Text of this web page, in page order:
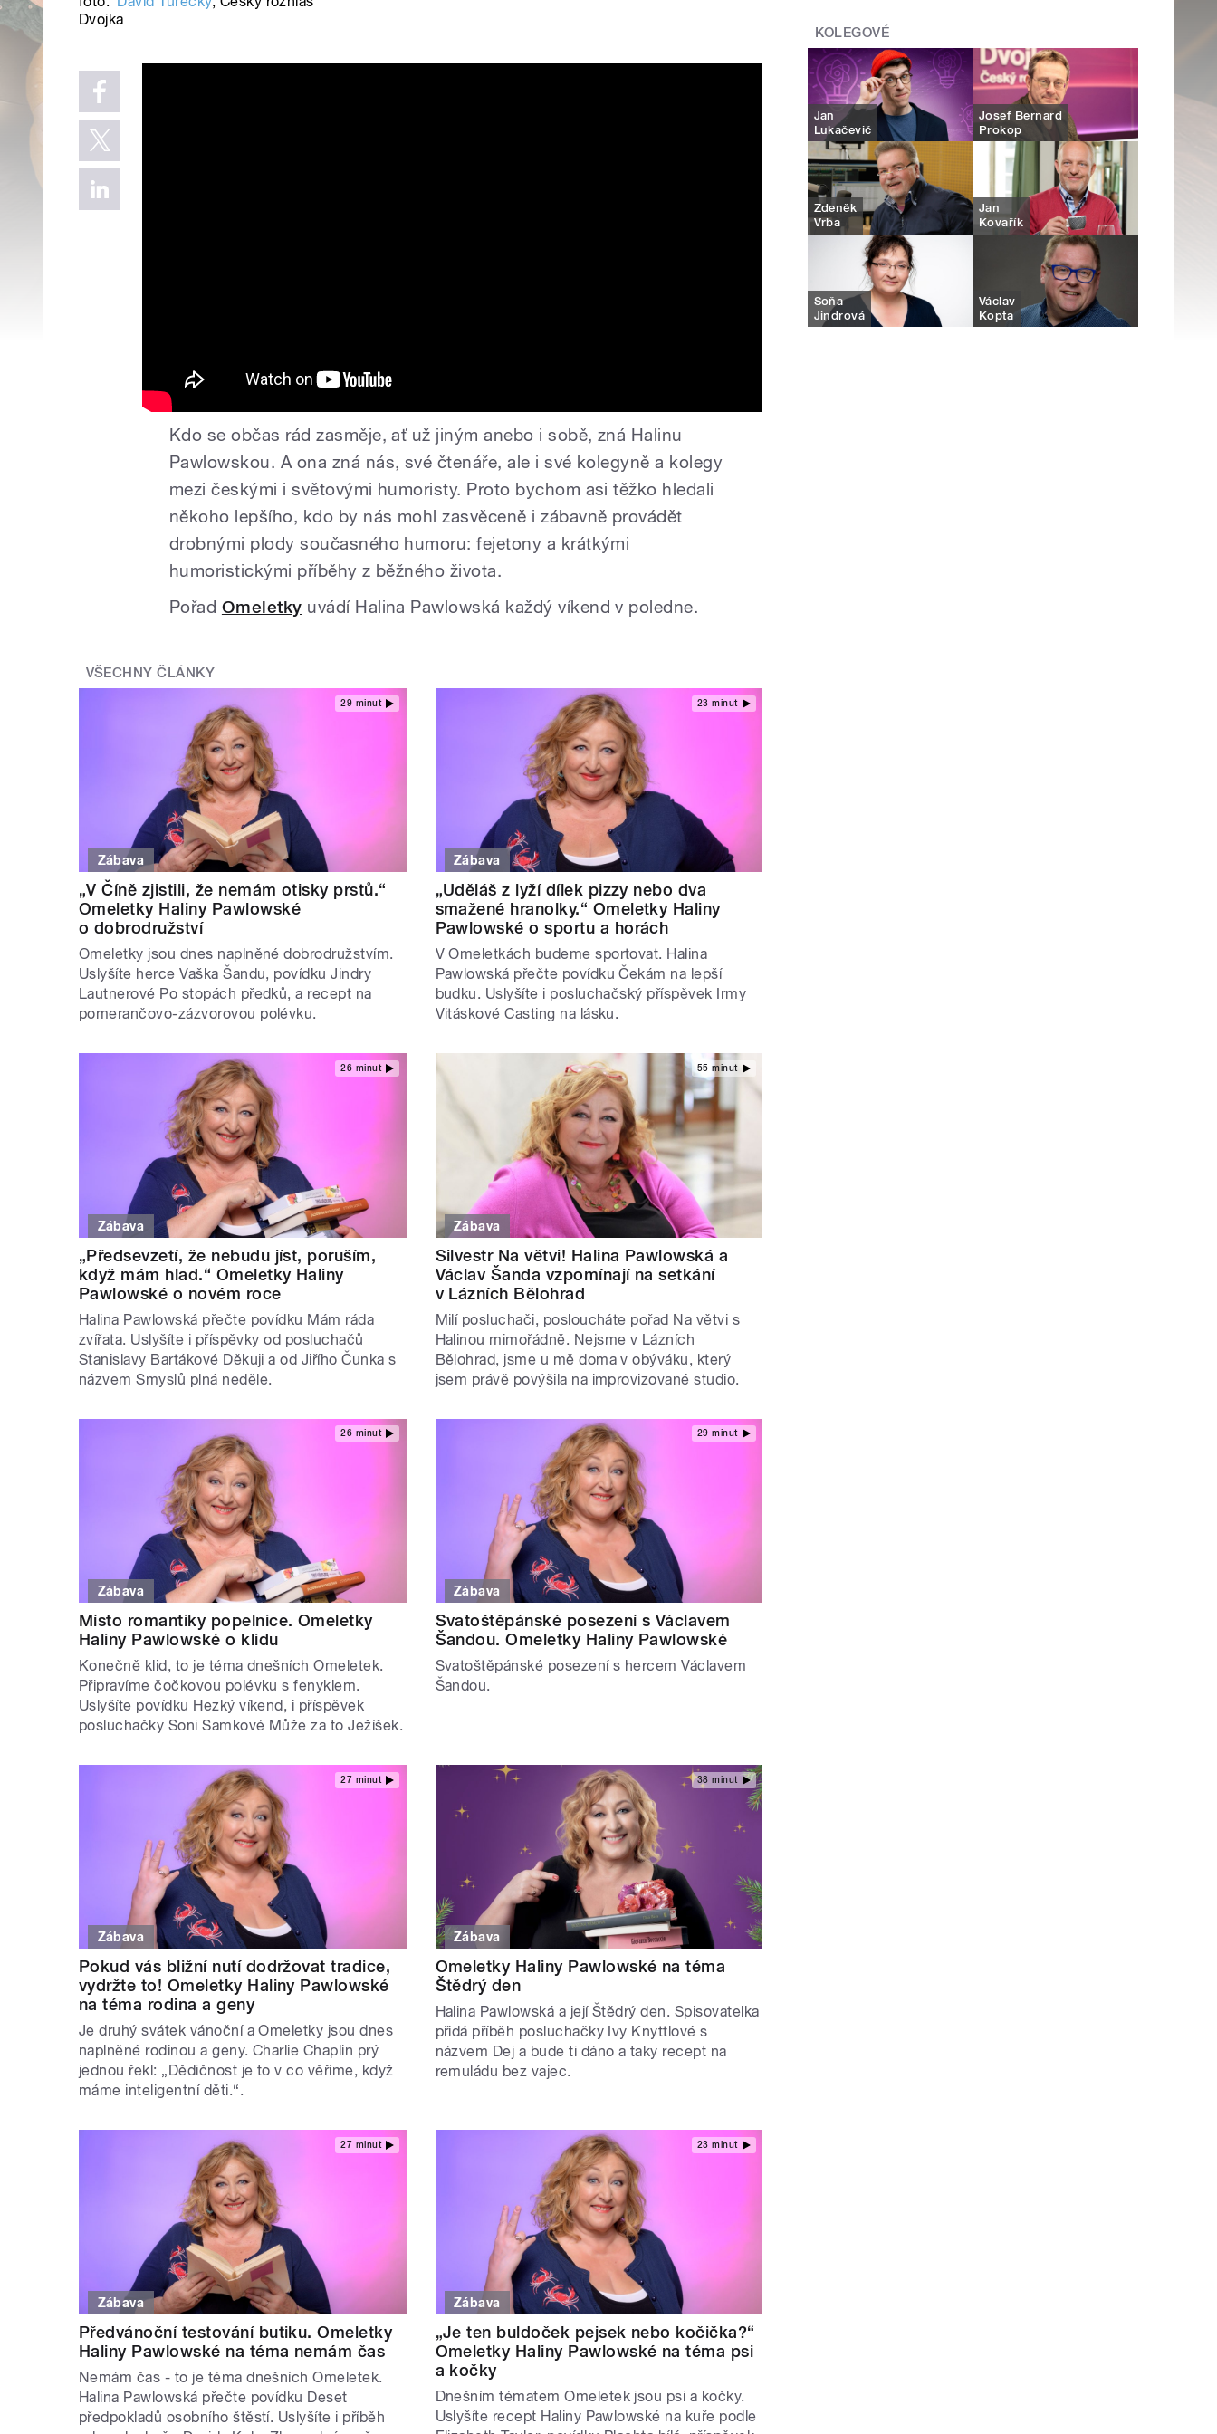
Dvojka
Kdo se občas rád zasměje, ať už jiným anebo i sobě, zná Halinu
Pawlowskou. A ona zná nás, své čtenáře, ale i své kolegyně a kolegy
mezi českými i světovými humoristy. Proto bychom asi těžko hledali
někoho lepšího, kdo by nás mohl zasvěceně i zábavně provádět
drobnými plody současného humoru: fejetony a krátkými
humoristickými příběhy z běžného života.
Pořad Omeletky uvádí Halina Pawlowská každý víkend v poledne.
VŠECHNY ČLÁNKY
29 minut
Zábava
„V Číně zjistili, že nemám otisky prstů.“
Omeletky Haliny Pawlowské
o dobrodružství
Omeletky jsou dnes naplněné dobrodružstvím.
Uslyšíte herce Vaška Šandu, povídku Jindry
Lautnerové Po stopách předků, a recept na
pomerančovo-zázvorovou polévku.
23 minut
Zábava
„Uděláš z lyží dílek pizzy nebo dva
smažené hranolky.“ Omeletky Haliny
Pawlowské o sportu a horách
V Omeletkách budeme sportovat. Halina
Pawlowská přečte povídku Čekám na lepší
budku. Uslyšíte i posluchačský příspěvek Irmy
Vitáskové Casting na lásku.
26 minut
Zábava
„Předsevzetí, že nebudu jíst, poruším,
když mám hlad.“ Omeletky Haliny
Pawlowské o novém roce
Halina Pawlowská přečte povídku Mám ráda
zvířata. Uslyšíte i příspěvky od posluchačů
Stanislavy Bartákové Děkuji a od Jiřího Čunka s
názvem Smyslů plná neděle.
55 minut
Zábava
Silvestr Na větvi! Halina Pawlowská a
Václav Šanda vzpomínají na setkání
v Lázních Bělohrad
Milí posluchači, posloucháte pořad Na větvi s
Halinou mimořádně. Nejsme v Lázních
Bělohrad, jsme u mě doma v obýváku, který
jsem právě povýšila na improvizované studio.
26 minut
Zábava
Místo romantiky popelnice. Omeletky
Haliny Pawlowské o klidu
Konečně klid, to je téma dnešních Omeletek.
Připravíme čočkovou polévku s fenyklem.
Uslyšíte povídku Hezký víkend, i příspěvek
posluchačky Soni Samkové Může za to Ježíšek.
29 minut
Zábava
Svatoštěpánské posezení s Václavem
Šandou. Omeletky Haliny Pawlowské
Svatoštěpánské posezení s hercem Václavem
Šandou.
27 minut
Zábava
Pokud vás bližní nutí dodržovat tradice,
vydržte to! Omeletky Haliny Pawlowské
na téma rodina a geny
Je druhý svátek vánoční a Omeletky jsou dnes
naplněné rodinou a geny. Charlie Chaplin prý
jednou řekl: „Dědičnost je to v co věříme, když
máme inteligentní děti.“.
38 minut
Zábava
Omeletky Haliny Pawlowské na téma
Štědrý den
Halina Pawlowská a její Štědrý den. Spisovatelka
přidá příběh posluchačky Ivy Knyttlové s
názvem Dej a bude ti dáno a taky recept na
remuládu bez vajec.
27 minut
Zábava
Předvánoční testování butiku. Omeletky
Haliny Pawlowské na téma nemám čas
Nemám čas - to je téma dnešních Omeletek.
Halina Pawlowská přečte povídku Deset
předpokladů osobního štěstí. Uslyšíte i příběh
23 minut
Zábava
„Je ten buldoček pejsek nebo kočička?“
Omeletky Haliny Pawlowské na téma psi
a kočky
Dnešním tématem Omeletek jsou psi a kočky.
Uslyšíte recept Haliny Pawlowské na kuře podle
KOLEGOVÉ
Jan
Lukačevič
Josef Bernard
Prokop
Zdeněk
Vrba
Jan
Kovařík
Soňa
Jindrová
Václav
Kopta